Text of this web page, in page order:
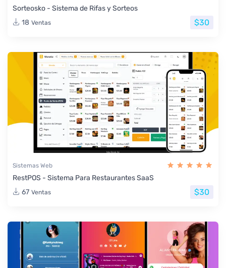
Sorteosko - Sistema de Rifas y Sorteos
18 Ventas $30
Sistemas Web
RestPOS - Sistema Para Restaurantes SaaS
67 Ventas $30